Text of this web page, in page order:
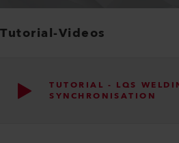
Tutorial-Videos
TUTORIAL - LQS
SYNCHRONISATION